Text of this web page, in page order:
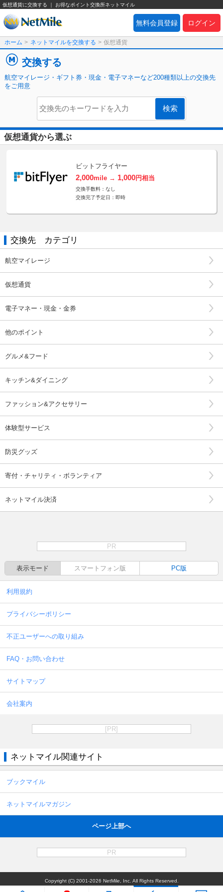
仮想通貨に交換する ｜ お得なポイント交換所ネットマイル
ログイン
無料会員登録
ホーム > ネットマイルを交換する > 仮想通貨
交換する
航空マイレージ・ギフト券・現金・電子マネーなど200種類以上の交換先
をご用意
仮想通貨から選ぶ
ビットフライヤー
2,000mile → 1,000円相当
交換手数料：なし
交換完了予定日：即時
交換先 カテゴリ
航空マイレージ
仮想通貨
電子マネー・現金・金券
他のポイント
グルメ&フード
キッチン&ダイニング
ファッション&アクセサリー
体験型サービス
防災グッズ
寄付・チャリティ・ボランティア
ネットマイル決済
PR
表示モード スマートフォン版 PC版
利用規約
プライバシーポリシー
不正ユーザーへの取り組み
FAQ・お問い合わせ
サイトマップ
会社案内
[PR]
ネットマイル関連サイト
ブックマイル
ネットマイルマガジン
ページ上部へ
PR
Copyright (C) 2001-2026 NetMile, Inc. All Rights Reserved.